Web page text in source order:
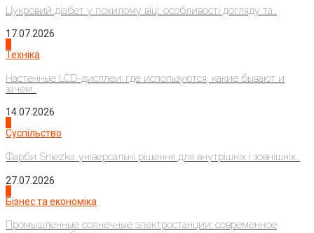
Цукровий діабет у похилому віці: особливості догляду та...
17.07.2026
Техніка
Настенные LCD-дисплеи: где используются, какие бывают и
зачем...
14.07.2026
Суспільство
Фарби Sniezka: універсальні рішення для внутрішніх і зовнішніх...
27.07.2026
Бізнес та економіка
Промышленные солнечные электростанции: современное